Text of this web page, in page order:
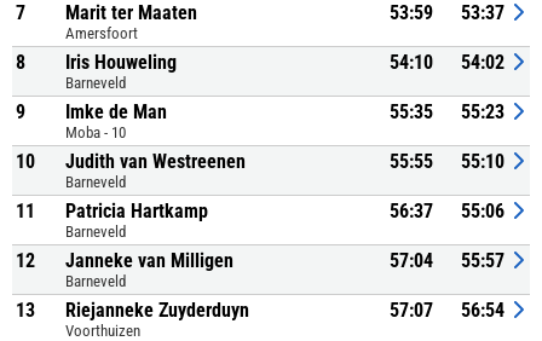
7 Marit ter Maaten
Amersfoort
53:59 53:37
8 Iris Houweling
Barneveld
54:10 54:02
9 Imke de Man
Moba - 10
55:35 55:23
10 Judith van Westreenen
Barneveld
55:55 55:10
11 Patricia Hartkamp
Barneveld
56:37 55:06
12 Janneke van Milligen
Barneveld
57:04 55:57
13 Riejanneke Zuyderduyn
Voorthuizen
57:07 56:54